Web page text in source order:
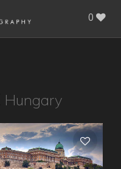
0
Hungary